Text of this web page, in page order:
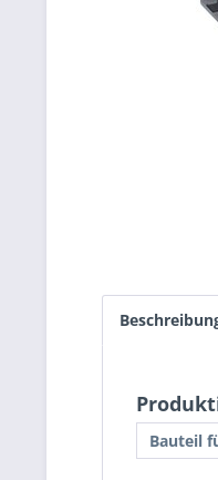
Bauteil